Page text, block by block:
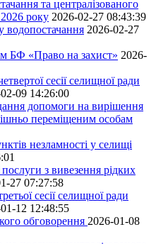
та централізованого
2026 року 2026-02-27 08:43:39
2026-02-27
БФ «Право на захист» 2026-
сесії селищної ради
09 14:26:00
допомоги на вирішення
переміщеним особам
незламності у селищі
з вивезення рідких
27 07:27:58
сесії селищної ради
12 12:48:55
обговорення 2026-01-08